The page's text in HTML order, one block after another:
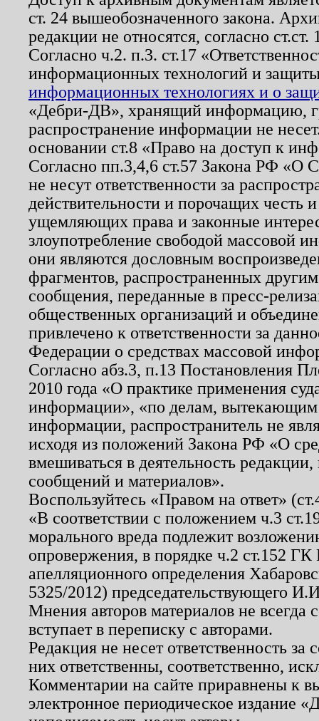
ст. 24 вышеобозначенного закона.
редакции не относятся, согласно
Согласно ч.2. п.3. ст.17
информационных технологий и
информационных технологиях и о
«Дебри-ДВ», хранящий информацию,
распространение информации не
основании ст.8 «Право на доступ к
Согласно пп.3,4,6 ст.57 Закона РФ «О
не несут ответственности за
действительности и порочащих честь
ущемляющих права и законные
злоупотребление свободой массовой
они являются дословным
фрагментов, распространенных
сообщения, переданные в пресс-
общественных организаций и
привлечено к ответственности за
Федерации о средствах массовой
Согласно абз.3, п.13 Постановления
2010 года «О практике применения
информации», «по делам, вытекающим
информации, распространитель не
исходя из положений Закона РФ «О
вмешиваться в деятельность
сообщений и материалов».
Воспользуйтесь «Правом на ответ»
«В соответствии с положением ч.3
морального вреда подлежит
опровержения, в порядке ч.2 ст.152
апелляционного определения
5325/2012) председательствующего
Мнения авторов материалов не
вступает в переписку с авторами.
Редакция не несет ответственность
них ответственны, соответственно,
Комментарии на сайте приравнены к
электронное периодическое издание